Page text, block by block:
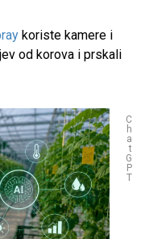
koriste kamere i
od korova i prskali
C
h
a
t
G
P
T